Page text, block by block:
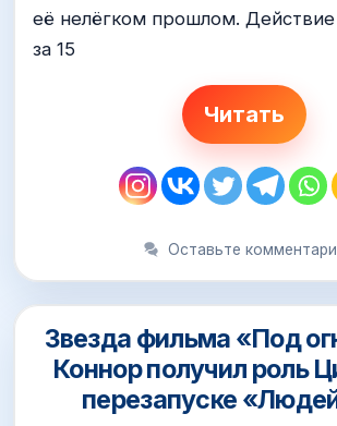
её нелёгком прошлом. Действие
за 15
Читать
Оставьте
Звезда фильма «Под
Коннор получил роль
перезапуске